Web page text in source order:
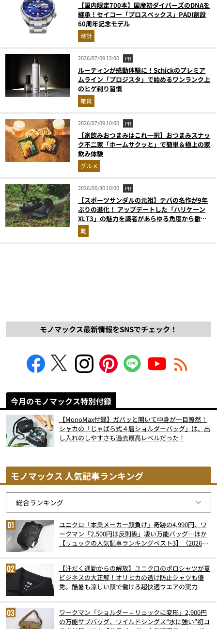
【国内限定700本】国産初ダイバーズのDNAを
継承！セイコー「プロスペックス」PADI創設
60周年記念モデル
時計
2026/07/09 12:00 PR
ルーティンが感動体験に！Schickのプレミア
ムライン「プロジスタ」で始めるワンランク上
のヒゲ剃り習慣
雑貨
2026/07/09 10:00 PR
【家飲みおつまみはこれ一択】おつまみスナッ
ク不二家「ホームサクッと」で簡単＆極上の家
飲み体験
グルメ
2026/06/30 10:00 PR
【スポーツサンダルの元祖】テバの名作が9年
ぶりの進化！ アップデートした「ハリケーン
XLT3」の魅力を識者があらゆる角度から徹底
解説！
靴
モノマックス最新情報をSNSでチェック！
今月のモノマックス特別付録
【MonoMax付録】ガバッと開いて中身が一目瞭然！
シャカの「じゃばら式４層ショルダーバッグ」は、出
し入れのしやすさも過去最高レベルだった！
モノマックス 人気記事ランキング
ユニクロ「本業メーカー顔負け」奇跡の4,990円、ワ
ークマン「2,500円は反則級」凄い万能バッグ…ほか
【リュックの人気記事ランキングベスト3】（2026年
【汗だく通勤からの解放】ユニクロのポロシャツが夏
ビジネスの大正解！オリヒカの透け防止シャツも優
秀。酷暑も涼しい顔で働ける超快適ウエアの実力
ワークマン「ショルダー⇔リュックに変形」2,900円
の万能サブバッグ、ワイルドシングス“水に強い”初コ